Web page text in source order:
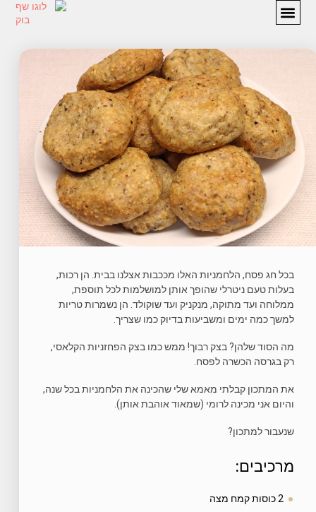
מתכונים
יצירת קשר
בכל חג פסח, הלחמניות האלו מככבות אצלנו בבית. הן רכות,
בעלות טעם ניטרלי שהופך אותן למושלמות לכל תוספת,
ממלוחה ועד מתוקה, מנקניק ועד שוקולד. הן נשמרות טריות
למשך כמה ימים ומשביעות בדיוק כמו שצריך.
מה הסוד שלהן? בצק רבוך! ממש כמו בצק הפחזניות הקלאסי,
רק בגרסה הכשרה לפסח.
את המתכון קבלתי מאמא שלי שהכינה את הלחמניות בכל שנה,
והיום אני מכינה לרומי (שמאוד אוהבת אותן).
שנעבור למתכון?
מרכיבים:
2 כוסות קמח מצה